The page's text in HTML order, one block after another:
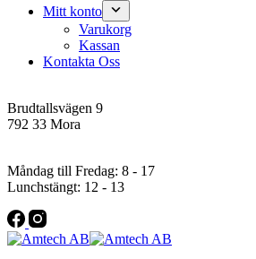
Mitt konto
Varukorg
Kassan
Kontakta Oss
Brudtallsvägen 9
792 33 Mora
Måndag till Fredag: 8 - 17
Lunchstängt: 12 - 13